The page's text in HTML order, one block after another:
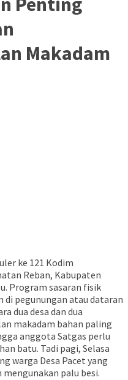
Makadam
ke 121 Kodim
Reban, Kabupaten
Program sasaran fisik
di pegunungan atau dataran
dua desa dan dua
makadam bahan paling
anggota Satgas perlu
batu. Tadi pagi, Selasa
warga Desa Pacet yang
palu besi.